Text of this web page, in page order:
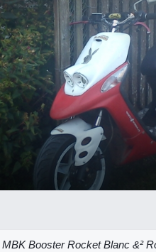
MBK Booster Rocket Blanc &²